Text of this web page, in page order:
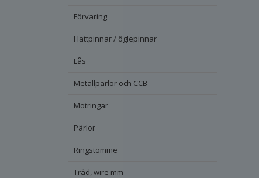
Förvaring
Hattpinnar / öglepinnar
Lås
Metallpärlor och CCB
Motringar
Pärlor
Ringstomme
Tråd, wire mm